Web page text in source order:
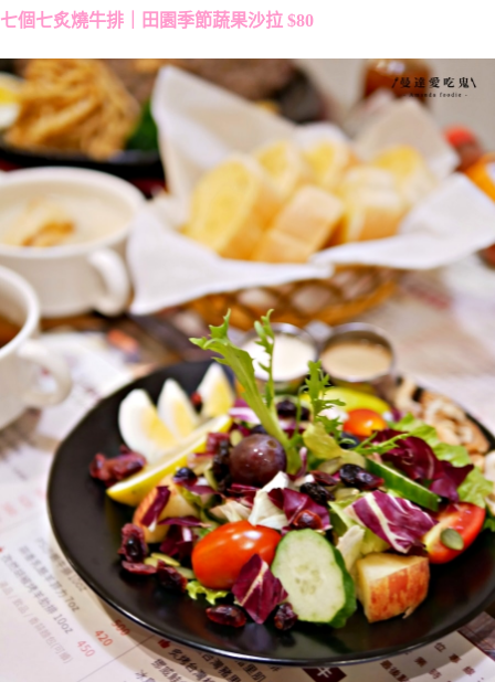
七個七炙燒牛排｜田園季節蔬果沙拉 $80